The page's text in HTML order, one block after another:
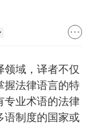
领域，译者不仅
握法律语言的特
专业术语的法律
语制度的国家或